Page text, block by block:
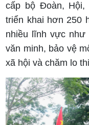
cấp bộ Đoàn,
triển khai hơn 250
nhiều lĩnh vực
văn minh, bảo vệ
xã hội và chăm lo